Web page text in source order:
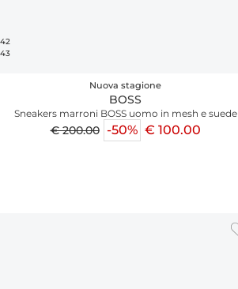
42
43
Nuova stagione
BOSS
Sneakers marroni BOSS uomo in mesh e suede
€ 200.00 -50% € 100.00